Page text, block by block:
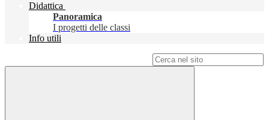
Didattica
Panoramica
I progetti delle classi
Info utili